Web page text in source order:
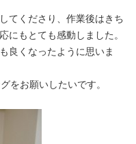
てくださり、作業後はきち
にもとても感動しました。
良くなったように思いま
をお願いしたいです。